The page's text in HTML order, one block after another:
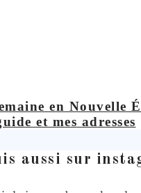
en Nouvelle
et mes adresses
aussi sur